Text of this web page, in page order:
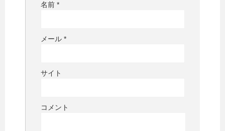
名前 *
メール *
サイト
コメント